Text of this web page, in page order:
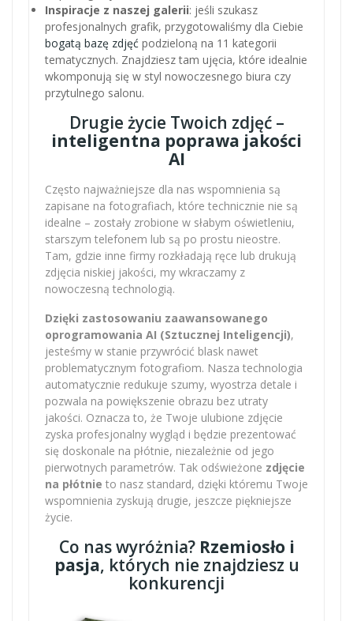
Inspiracje z naszej galerii: jeśli szukasz
profesjonalnych grafik, przygotowaliśmy dla Ciebie
bogatą bazę zdjęć podzieloną na 11 kategorii
tematycznych. Znajdziesz tam ujęcia, które idealnie
wkomponują się w styl nowoczesnego biura czy
przytulnego salonu.
Drugie życie Twoich zdjęć –
inteligentna poprawa jakości
AI
Często najważniejsze dla nas wspomnienia są
zapisane na fotografiach, które technicznie nie są
idealne – zostały zrobione w słabym oświetleniu,
starszym telefonem lub są po prostu nieostre.
Tam, gdzie inne firmy rozkładają ręce lub drukują
zdjęcia niskiej jakości, my wkraczamy z
nowoczesną technologią.
Dzięki zastosowaniu zaawansowanego
oprogramowania AI (Sztucznej Inteligencji),
jesteśmy w stanie przywrócić blask nawet
problematycznym fotografiom. Nasza technologia
automatycznie redukuje szumy, wyostrza detale i
pozwala na powiększenie obrazu bez utraty
jakości. Oznacza to, że Twoje ulubione zdjęcie
zyska profesjonalny wygląd i będzie prezentować
się doskonale na płótnie, niezależnie od jego
pierwotnych parametrów. Tak odświeżone zdjęcie
na płótnie to nasz standard, dzięki któremu Twoje
wspomnienia zyskują drugie, jeszcze piękniejsze
życie.
Co nas wyróżnia? Rzemiosło i
pasja, których nie znajdziesz u
konkurencji